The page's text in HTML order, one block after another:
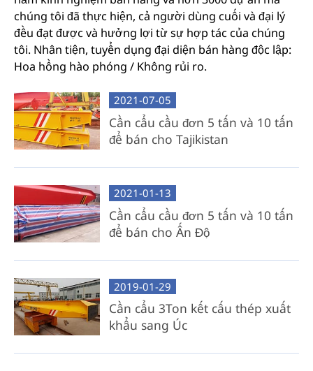
chúng tôi đã thực hiện, cả người dùng cuối và đại lý
đều đạt được và hưởng lợi từ sự hợp tác của chúng
tôi. Nhân tiện, tuyển dụng đại diện bán hàng độc lập:
Hoa hồng hào phóng / Không rủi ro.
2021-07-05
Cần cẩu cầu đơn 5 tấn và 10 tấn
để bán cho Tajikistan
2021-01-13
Cần cẩu cầu đơn 5 tấn và 10 tấn
để bán cho Ấn Độ
2019-01-29
Cần cẩu 3Ton kết cấu thép xuất
khẩu sang Úc